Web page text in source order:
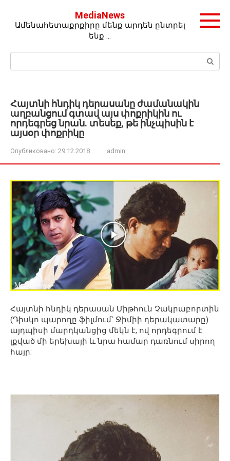
контенту
MediaNews
Ամենահետաքրքիրը մենք արդեն ընտրել
ենք …
Поиск:
Հայտնի հնդիկ դերասանը ժամանակին
աղբանցում գտավ այս փոքրիկին ու
որդեգրեց նրան. տեսեք, թե ինչպիսին է
այսօր փոքրիկը
Опубликовано: 29.12.2018 admin
Հայտնի հնդիկ դերասան Միթհուն Չակրաբորտին
(Դիսկո պարողը ֆիլմում՝ Ջիմիի դերակատարը)
այդպիսի մարդկանցից մեկն է, ով որդեգրում է
լքված մի երեխայի և նրա համար դառնում սիրող
հայր: